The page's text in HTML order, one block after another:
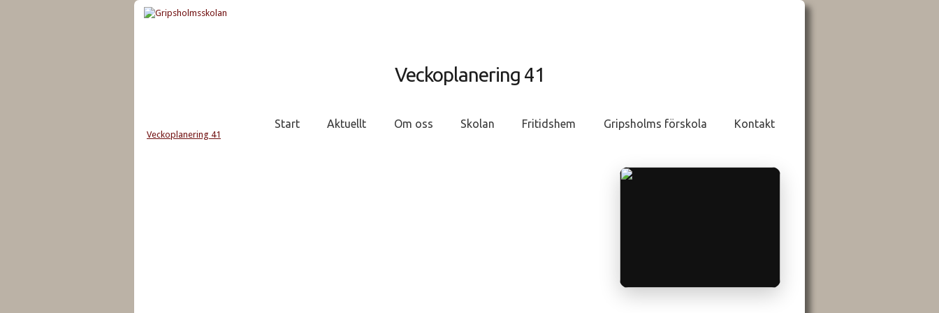
Start Aktuellt Om oss Skolan Fritidshem Gripsholms förskola Kontakt
Veckoplanering 41
Veckoplanering 41